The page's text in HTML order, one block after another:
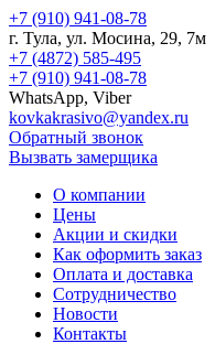
+7 (910) 941-08-78
г. Тула, ул. Мосина, 29, 7м
+7 (4872) 585-495
+7 (910) 941-08-78
WhatsApp, Viber
kovkakrasivo@yandex.ru
Обратный звонок
Вызвать замерщика
О компании
Цены
Акции и скидки
Как оформить заказ
Оплата и доставка
Сотрудничество
Новости
Контакты